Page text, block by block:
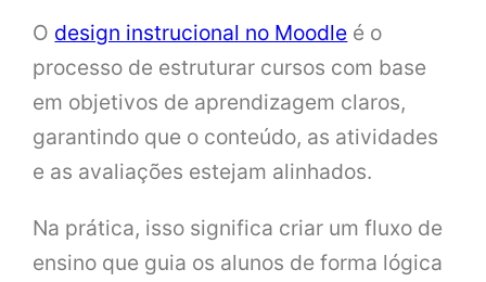
O design instrucional no Moodle é o
processo de estruturar cursos com base
em objetivos de aprendizagem claros,
garantindo que o conteúdo, as atividades
e as avaliações estejam alinhados.
Na prática, isso significa criar um fluxo de
ensino que guia os alunos de forma lógica